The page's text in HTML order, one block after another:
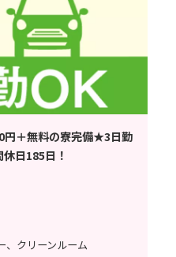
円＋無料の寮完備★3日勤
日185日！
、クリーンルーム